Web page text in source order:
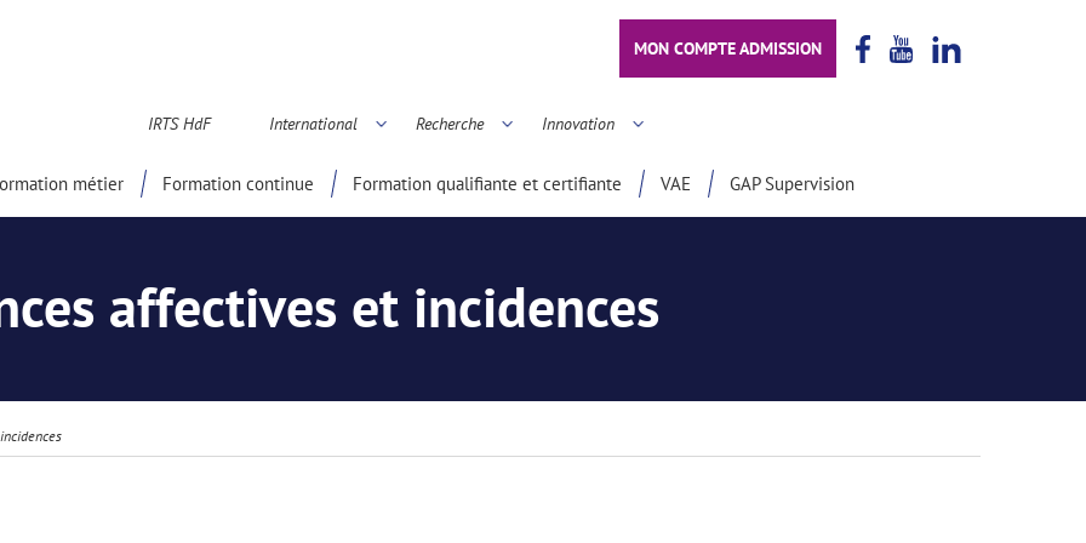
MON COMPTE ADMISSION
IRTS HdF International Recherche Innovation
métier Formation continue Formation qualifiante et certifiante VAE GAP Supervision
affectives et incidences